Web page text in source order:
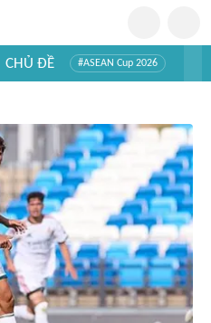
CHỦ ĐỀ #ASEAN Cup 2026